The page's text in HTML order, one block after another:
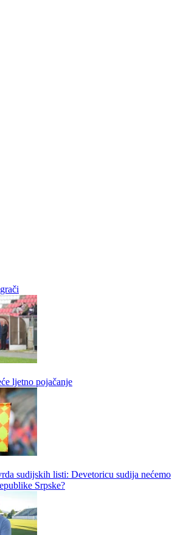
ljetno pojačanje
sudijskih listi: Devetoricu sudija nećemo
Srpske?